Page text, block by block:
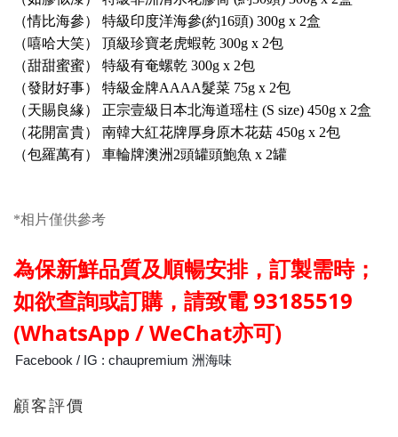
（情比海參） 特級印度洋海參(約16頭) 300g x 2盒
（嘻哈大笑） 頂級珍寶老虎蝦乾 300g x 2包
（甜甜蜜蜜） 特級有奄螺乾 300g x 2包
（發財好事） 特級金牌AAAA髮菜 75g x 2包
（天賜良緣） 正宗壹級日本北海道瑶柱 (S size) 450g x 2盒
（花開富貴） 南韓大紅花牌厚身原木花菇 450g x 2包
（包羅萬有） 車輪牌澳洲2頭罐頭鮑魚 x 2罐
*相片僅供參考
為保新鮮品質及順暢安排，訂製需時；
如欲查詢或訂購，請致電93185519
(WhatsApp / WeChat亦可)
Facebook / IG : chaupremium 洲海味
顧客評價